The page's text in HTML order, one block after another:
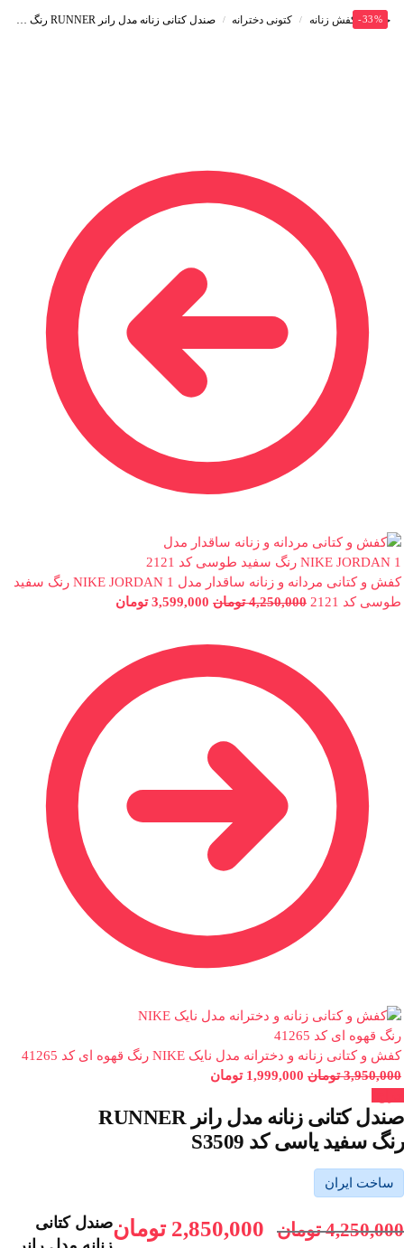
خانه / کفش زنانه / کتونی دخترانه / صندل کتانی زنانه مدل رانر RUNNER رنگ سفید یاسی کد S3509
کفش و کتانی مردانه و زنانه ساقدار مدل NIKE JORDAN 1 رنگ سفید
طوسی کد 2121
4,250,000 تومان 3,599,000 تومان
کفش و کتانی زنانه و دخترانه مدل نایک NIKE رنگ قهوه ای کد 41265
3,950,000 تومان 1,999,000 تومان
صندل کتانی زنانه مدل رانر RUNNER
رنگ سفید یاسی کد S3509
ساخت ایران
4,250,000 تومان 2,850,000 تومان
-33%
صندل کتانی